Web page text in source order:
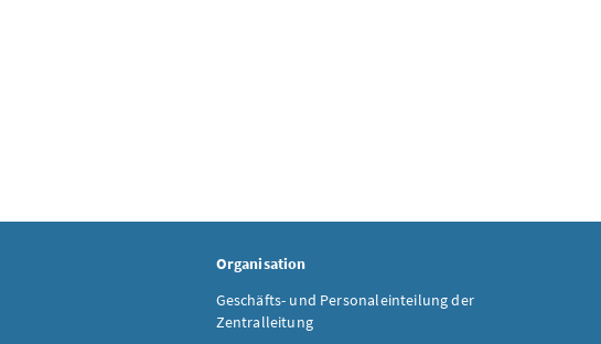
Organisation
Geschäfts- und Personaleinteilung der
Zentralleitung